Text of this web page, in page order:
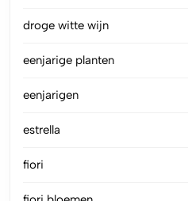
droge witte wijn
eenjarige planten
eenjarigen
estrella
fiori